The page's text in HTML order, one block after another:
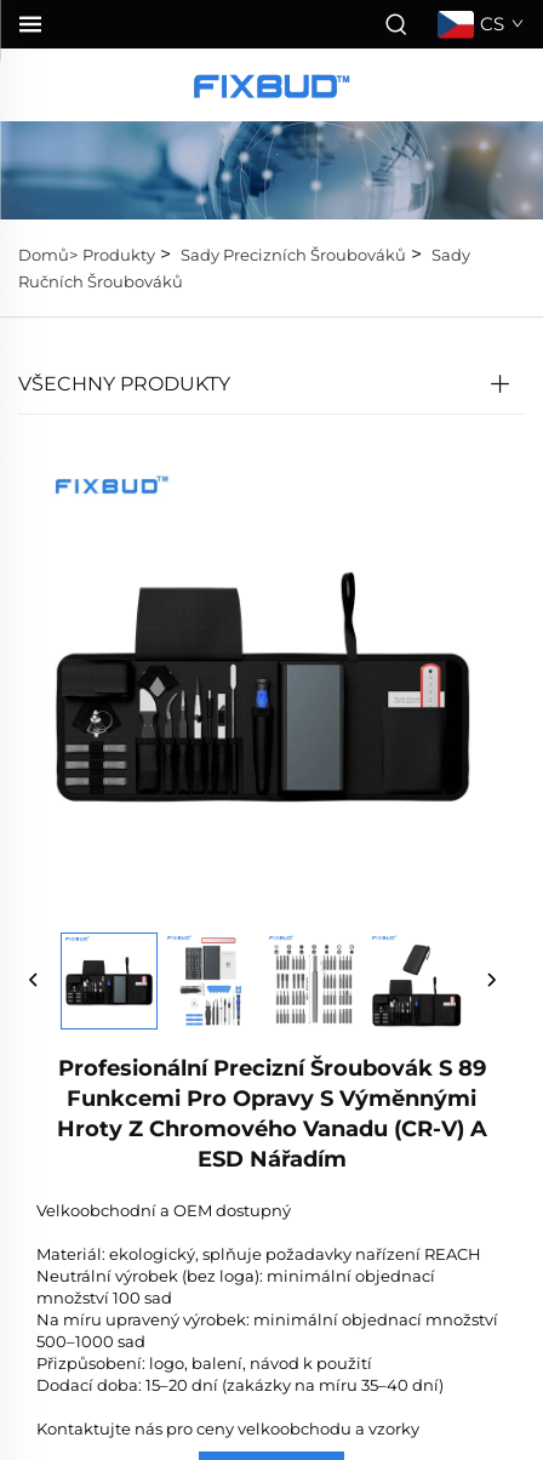
CS
Domů> Produkty > Sady Precizních Šroubováků > Sady
Ručních Šroubováků
VŠECHNY PRODUKTY
Profesionální Precizní Šroubovák S 89
Funkcemi Pro Opravy S Výměnnými
Hroty Z Chromového Vanadu (CR-V) A
ESD Nářadím
Velkoobchodní a OEM dostupný
Materiál: ekologický, splňuje požadavky nařízení REACH
Neutrální výrobek (bez loga): minimální objednací
množství 100 sad
Na míru upravený výrobek: minimální objednací množství
500–1000 sad
Přizpůsobení: logo, balení, návod k použití
Dodací doba: 15–20 dní (zakázky na míru 35–40 dní)
Kontaktujte nás pro ceny velkoobchodu a vzorky